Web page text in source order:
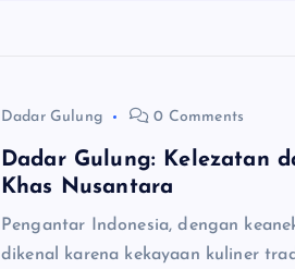
Dadar Gulung 0 Comments
Dadar Gulung: Kelezatan
Khas Nusantara
Pengantar Indonesia, dengan
dikenal karena kekayaan kuliner